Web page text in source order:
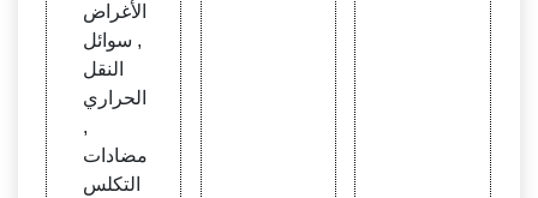
الأغراض
, سوائل
النقل
الحراري
,
مضادات
التكلس